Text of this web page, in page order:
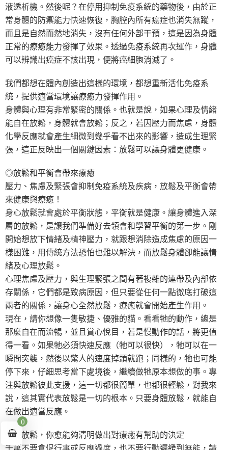
液透析機。然後呢？在停用抑制免疫系統的藥物後，由於正
常身體的防禦能力快速恢復，胸腔內所有癌症也消失無蹤，
而且是自然而然地消失，沒有任何外部干預，這是因為身體
正常的療癒能力發揮了效果。透過免疫系統再次運作，身體
可以辨識出癌症不該出現，便將癌細胞消滅了。
我們都想在體內創造出這樣的環境，都想重新活化免疫系
統，提供適當環境讓療癒力發揮作用。
身體與心理有非常緊密的關係。也就是說，如果心理及情緒
能自在放鬆，身體就會放鬆；反之，若因壓力而焦慮，身體
化學反應就會產生細微到幾乎看不出來的影響，造成生理緊
張，這正反映出一個關鍵因素：放鬆可以讓身體更健康。
◎放鬆和平衡會帶來療癒
壓力、焦慮及緊張會抑制免疫系統及疾病，放鬆及平衡會帶
來健康與療癒！
身心放鬆就會處於平衡狀態，平衡就是健康。讓身體進入深
層的放鬆，是讓我們準備好去領會和學習平衡的第一步。剛
開始想放下情緒及精神壓力，就跟想消除造成焦慮的原因一
樣困難，用傳統方法恐怕也難以解決，而放鬆身體卻能讓情
緒及心理放鬆。
心理焦慮及壓力，與生理緊張之間有著複雜的連帶及內部依
存關係，它們都是致病原因，但只要從任何一點徹底打破這
兩者的關係，讓身心全然放鬆，療癒就會開始產生作用。
現在，請你想像一隻敏捷、優雅的貓。看看牠的動作，總是
那麼自在而流暢，並且賞心悅目，若是慢動作的話，將更值
得一看。如果牠必須快速反應（牠可以很快），牠可以在一
瞬間突襲，然後以驚人的速度掉頭就跑；同樣的，牠也可能
停下來，仔細思考當下處境後，繼續做牠原本想做的事。專
注與放鬆彼此支援，這一切都很簡單，也都很輕鬆，對我來
說，這其實代表放鬆是一切的根本。只要身體放鬆，就能自
在做出適當反應。
◎愈放鬆，你愈能夠清明做出對療癒有幫助的決定
0